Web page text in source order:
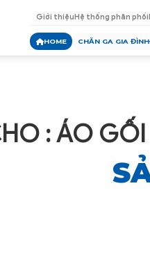
Giới thiệuHệ thống phân phối
HOME CHĂN GA GIA ĐÌNH
: ÁO GỐI